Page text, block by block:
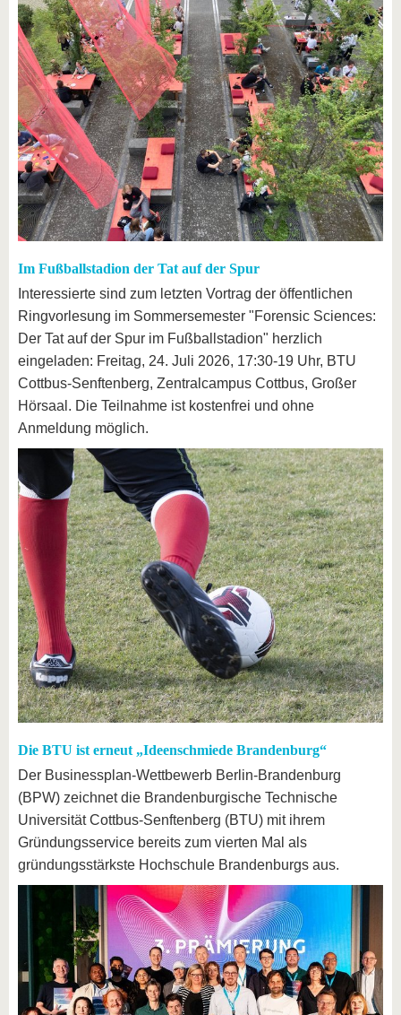
Im Fußballstadion der Tat auf der Spur
Interessierte sind zum letzten Vortrag der öffentlichen
Ringvorlesung im Sommersemester "Forensic Sciences:
Der Tat auf der Spur im Fußballstadion" herzlich
eingeladen: Freitag, 24. Juli 2026, 17:30-19 Uhr, BTU
Cottbus-Senftenberg, Zentralcampus Cottbus, Großer
Hörsaal. Die Teilnahme ist kostenfrei und ohne
Anmeldung möglich.
Die BTU ist erneut „Ideenschmiede Brandenburg“
Der Businessplan-Wettbewerb Berlin-Brandenburg
(BPW) zeichnet die Brandenburgische Technische
Universität Cottbus-Senftenberg (BTU) mit ihrem
Gründungsservice bereits zum vierten Mal als
gründungsstärkste Hochschule Brandenburgs aus.